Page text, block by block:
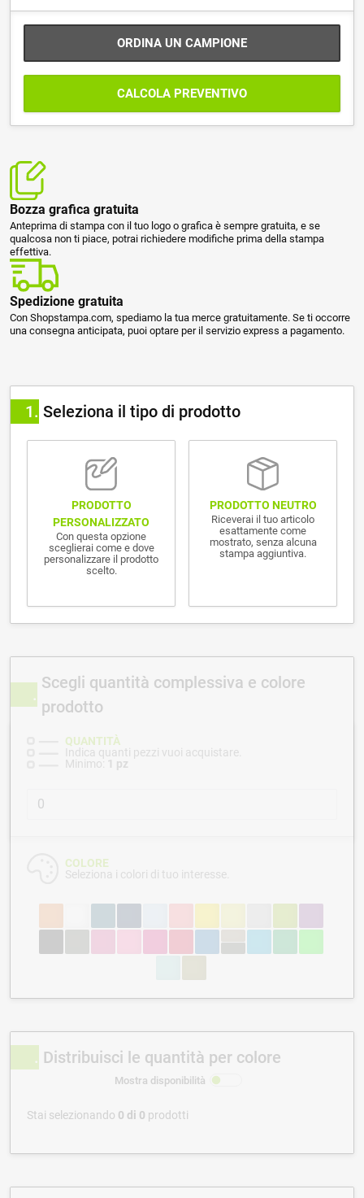
ORDINA UN CAMPIONE
CALCOLA PREVENTIVO
Bozza grafica gratuita
Anteprima di stampa con il tuo logo o grafica è sempre gratuita, e se
qualcosa non ti piace, potrai richiedere modifiche prima della stampa
effettiva.
Spedizione gratuita
Con Shopstampa.com, spediamo la tua merce gratuitamente. Se ti occorre
una consegna anticipata, puoi optare per il servizio express a pagamento.
1 Seleziona il tipo di prodotto
PRODOTTO
PERSONALIZZATO
Con questa opzione
sceglierai come e dove
personalizzare il prodotto
scelto.
PRODOTTO NEUTRO
Riceverai il tuo articolo
esattamente come
mostrato, senza alcuna
stampa aggiuntiva.
Scegli quantità complessiva e colore
prodotto
QUANTITÀ
Indica quanti pezzi vuoi acquistare.
Minimo: 1 pz
COLORE
Seleziona i colori di tuo interesse.
Distribuisci le quantità per colore
Mostra disponibilità
Stai selezionando 0 di 0 prodotti